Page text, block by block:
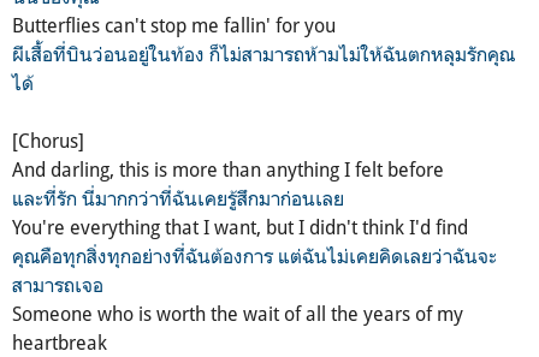
Butterflies can't stop me fallin' for you
ผีเสื้อที่บินว่อนอยู่ในท้อง ก็ไม่สามารถห้ามไม่ให้ฉันตกหลุมรักคุณ
ได้
[Chorus]
And darling, this is more than anything I felt before
และที่รัก นี่มากกว่าที่ฉันเคยรู้สึกมาก่อนเลย
You're everything that I want, but I didn't think I'd find
คุณคือทุกสิ่งทุกอย่างที่ฉันต้องการ แต่ฉันไม่เคยคิดเลยว่าฉันจะ
สามารถเจอ
Someone who is worth the wait of all the years of my
heartbreak